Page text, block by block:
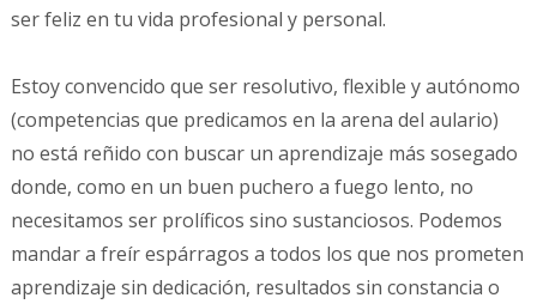
ser feliz en tu vida profesional y personal.
Estoy convencido que ser resolutivo, flexible y autónomo
(competencias que predicamos en la arena del aulario)
no está reñido con buscar un aprendizaje más sosegado
donde, como en un buen puchero a fuego lento, no
necesitamos ser prolíficos sino sustanciosos. Podemos
mandar a freír espárragos a todos los que nos prometen
aprendizaje sin dedicación, resultados sin constancia o